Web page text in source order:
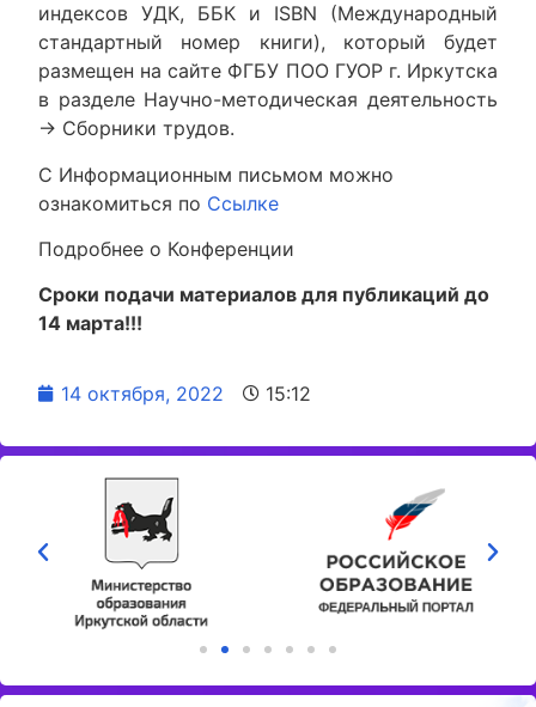
индексов УДК, ББК и ISBN (Международный
стандартный номер книги), который будет
размещен на сайте ФГБУ ПОО ГУОР г. Иркутска
в разделе Научно-методическая деятельность
→ Сборники трудов.
С Информационным письмом можно
ознакомиться по Ссылке
Подробнее о Конференции
Сроки подачи материалов для публикаций до
14 марта!!!
14 октября, 2022 15:12